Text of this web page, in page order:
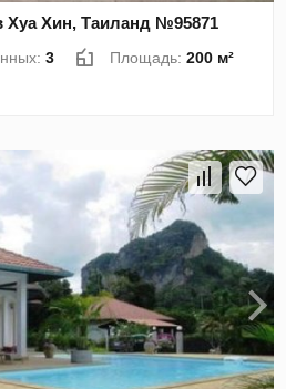
Хуа Хин, Таиланд №95871
3 Площадь:200 м²